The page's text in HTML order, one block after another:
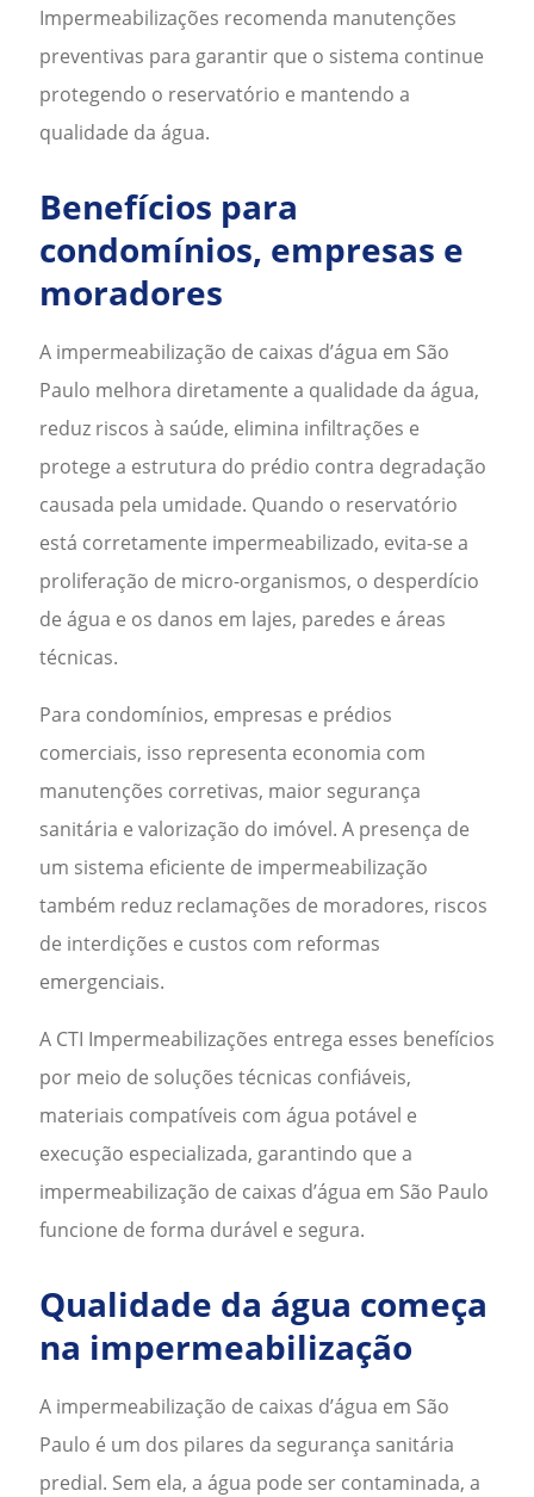
Impermeabilizações recomenda manutenções
preventivas para garantir que o sistema continue
protegendo o reservatório e mantendo a
qualidade da água.
Benefícios para
condomínios, empresas e
moradores
A impermeabilização de caixas d’água em São
Paulo melhora diretamente a qualidade da água,
reduz riscos à saúde, elimina infiltrações e
protege a estrutura do prédio contra degradação
causada pela umidade. Quando o reservatório
está corretamente impermeabilizado, evita-se a
proliferação de micro-organismos, o desperdício
de água e os danos em lajes, paredes e áreas
técnicas.
Para condomínios, empresas e prédios
comerciais, isso representa economia com
manutenções corretivas, maior segurança
sanitária e valorização do imóvel. A presença de
um sistema eficiente de impermeabilização
também reduz reclamações de moradores, riscos
de interdições e custos com reformas
emergenciais.
A CTI Impermeabilizações entrega esses benefícios
por meio de soluções técnicas confiáveis,
materiais compatíveis com água potável e
execução especializada, garantindo que a
impermeabilização de caixas d’água em São Paulo
funcione de forma durável e segura.
Qualidade da água começa
na impermeabilização
A impermeabilização de caixas d’água em São
Paulo é um dos pilares da segurança sanitária
predial. Sem ela, a água pode ser contaminada, a